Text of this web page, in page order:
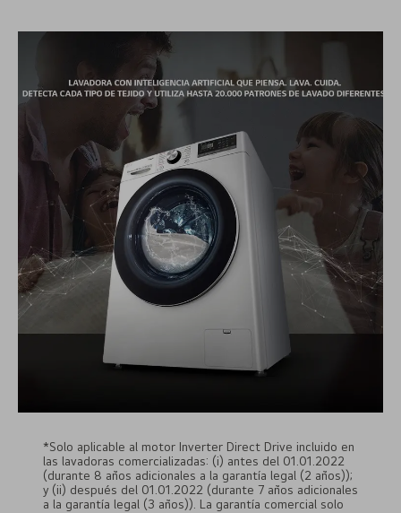
*Solo aplicable al motor Inverter Direct Drive incluido en
las lavadoras comercializadas: (i) antes del 01.01.2022
(durante 8 años adicionales a la garantía legal (2 años));
y (ii) después del 01.01.2022 (durante 7 años adicionales
a la garantía legal (3 años)). La garantía comercial solo